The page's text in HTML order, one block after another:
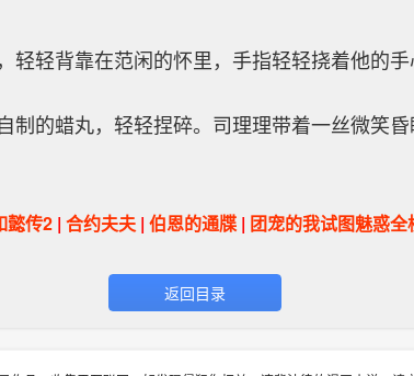
轻轻背靠在范闲的怀里，手指轻轻挠着他的手
制的蜡丸，轻轻捏碎。司理理带着一丝微笑昏
懿传2| 合约夫夫| 伯恩的通牒| 团宠的我试图魅惑全
返回目录